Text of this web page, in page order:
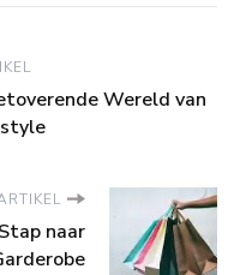
Wereld van
naar